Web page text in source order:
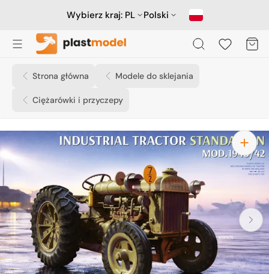
Wybierz kraj: PL Polski
Koszyk
Strona główna Modele do sklejania
Ciężarówki i przyczepy
Otwórz
media
1
w
widoku
galerii